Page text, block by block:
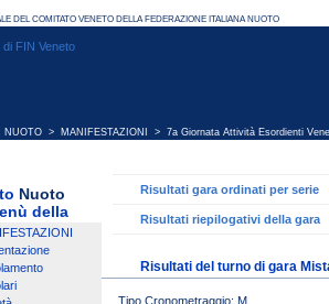
NUOTO > MANIFESTAZIONI > 7a Giornata Attività Esordienti
Nuoto Risultati gara ordinati per serie
Risultati riepilogativi della gara
Risultati del turno di gara
Tipo Cronometraggio: M